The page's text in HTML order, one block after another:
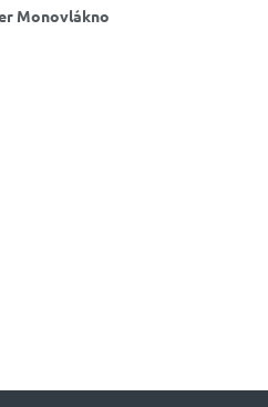
Monovlákno